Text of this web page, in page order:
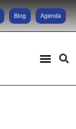
Blog Agenda